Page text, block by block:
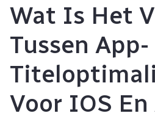
Wat Is Het
Tussen App-
Voor IOS